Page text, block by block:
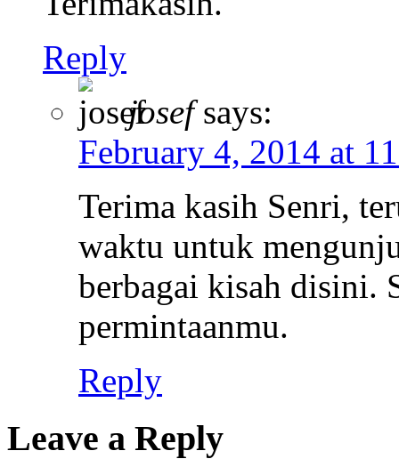
Reply
josef says:
February 4, 2014 at
Terima kasih Senri,
waktu untuk
berbagai kisah disini.
permintaanmu.
Reply
Leave a Reply